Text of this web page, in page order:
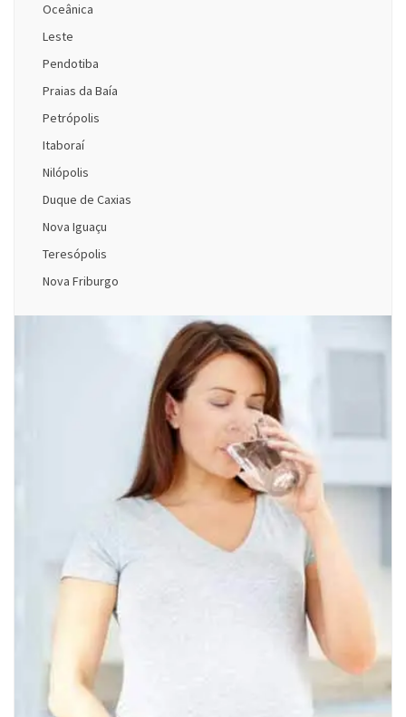
Oceânica
Leste
Pendotiba
Praias da Baía
Petrópolis
Itaboraí
Nilópolis
Duque de Caxias
Nova Iguaçu
Teresópolis
Nova Friburgo